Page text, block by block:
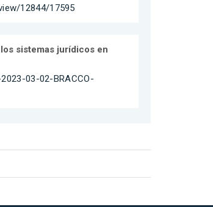
12844/17595
sistemas jurídicos en
03-02-BRACCO-